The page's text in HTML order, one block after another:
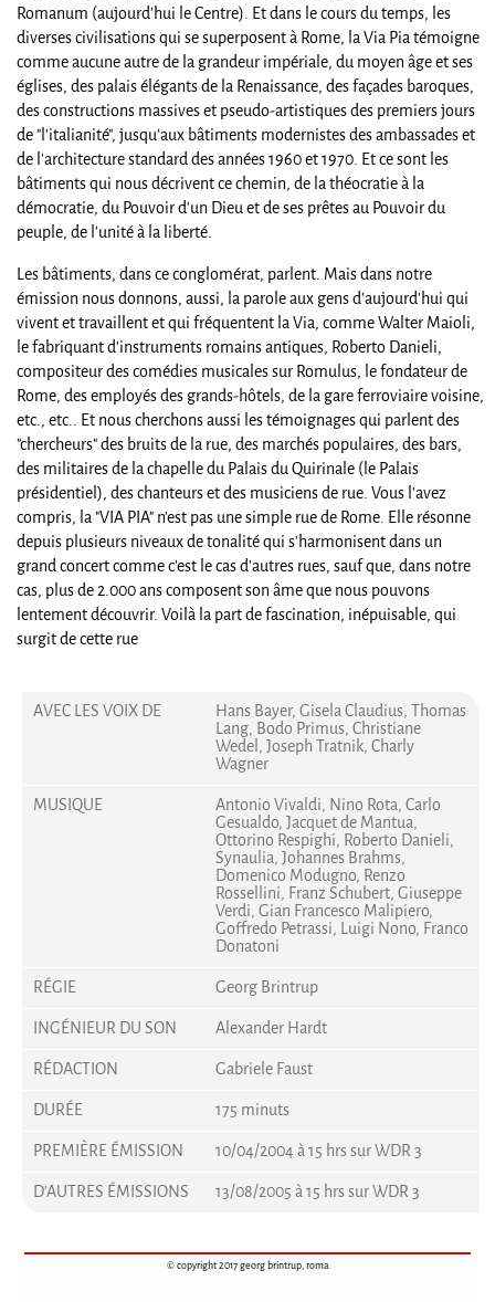
Romanum (aujourd'hui le Centre). Et dans le cours du temps, les
diverses civilisations qui se superposent à Rome, la Via Pia témoigne
comme aucune autre de la grandeur impériale, du moyen âge et ses
églises, des palais élégants de la Renaissance, des façades baroques,
des constructions massives et pseudo-artistiques des premiers jours
de "l'italianité", jusqu'aux bâtiments modernistes des ambassades et
de l'architecture standard des années 1960 et 1970. Et ce sont les
bâtiments qui nous décrivent ce chemin, de la théocratie à la
démocratie, du Pouvoir d'un Dieu et de ses prêtes au Pouvoir du
peuple, de l'unité à la liberté.
Les bâtiments, dans ce conglomérat, parlent. Mais dans notre
émission nous donnons, aussi, la parole aux gens d'aujourd'hui qui
vivent et travaillent et qui fréquentent la Via, comme Walter Maioli,
le fabriquant d'instruments romains antiques, Roberto Danieli,
compositeur des comédies musicales sur Romulus, le fondateur de
Rome, des employés des grands-hôtels, de la gare ferroviaire voisine,
etc., etc.. Et nous cherchons aussi les témoignages qui parlent des
"chercheurs" des bruits de la rue, des marchés populaires, des bars,
des militaires de la chapelle du Palais du Quirinale (le Palais
présidentiel), des chanteurs et des musiciens de rue. Vous l'avez
compris, la "VIA PIA" n'est pas une simple rue de Rome. Elle résonne
depuis plusieurs niveaux de tonalité qui s'harmonisent dans un
grand concert comme c'est le cas d'autres rues, sauf que, dans notre
cas, plus de 2.000 ans composent son âme que nous pouvons
lentement découvrir. Voilà la part de fascination, inépuisable, qui
surgit de cette rue
AVEC LES VOIX DE
Hans Bayer, Gisela Claudius, Thomas
Lang, Bodo Primus, Christiane
Wedel, Joseph Tratnik, Charly
Wagner
MUSIQUE
Antonio Vivaldi, Nino Rota, Carlo
Gesualdo, Jacquet de Mantua,
Ottorino Respighi, Roberto Danieli,
Synaulia, Johannes Brahms,
Domenico Modugno, Renzo
Rossellini, Franz Schubert, Giuseppe
Verdi, Gian Francesco Malipiero,
Goffredo Petrassi, Luigi Nono, Franco
Donatoni
RÉGIE
Georg Brintrup
INGÉNIEUR DU SON
Alexander Hardt
RÉDACTION
Gabriele Faust
DURÉE
175 minuts
PREMIÈRE ÉMISSION
10/04/2004 à 15 hrs sur WDR 3
D'AUTRES ÉMISSIONS
13/08/2005 à 15 hrs sur WDR 3
© copyright 2017 georg brintrup, roma